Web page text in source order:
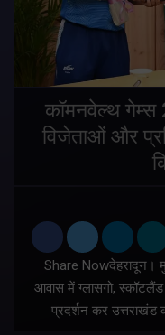
कॉमनवेल्थ
विजेताओं और
Share Nowदेहरादून।
आवास में ग्लासगो,
प्रदर्शन कर उत्तराखंड